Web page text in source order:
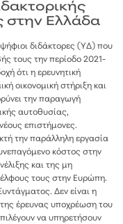
στην Ελλάδα
διδάκτορες (ΥΔ) που
τους την περίοδο 2021-
ότι η ερευνητική
οικονομική στήριξη και
την παραγωγή
αυτοθυσίας,
επιστήμονες.
την παράλληλη εργασία
κόστος στην
και της μη
τους στην Ευρώπη.
Δεν είναι η
έρευνας υποχρέωση του
να υπηρετήσουν